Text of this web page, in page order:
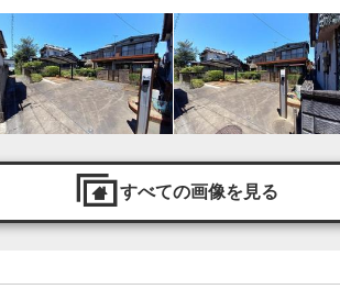
すべての画像を見る